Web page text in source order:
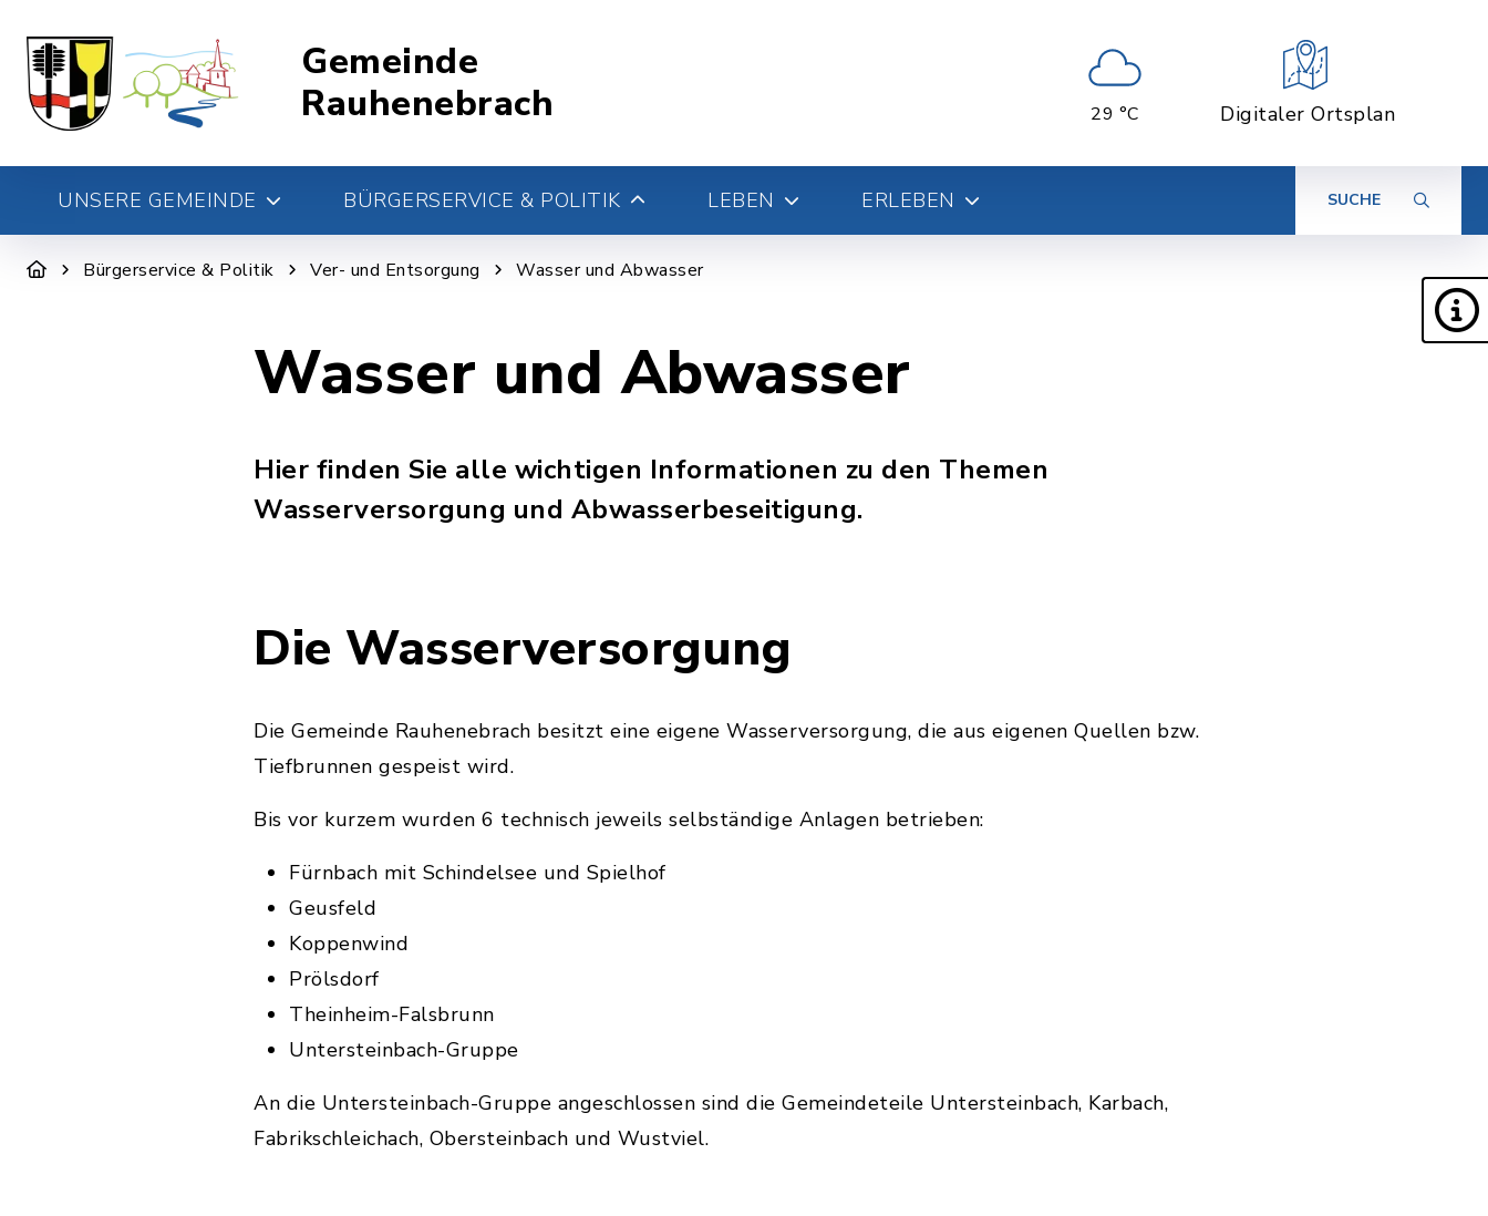
Gemeinde
Rauhenebrach
29 °C Digitaler Ortsplan
UNSERE GEMEINDE BÜRGERSERVICE & POLITIK LEBEN ERLEBEN SUCHE
Bürgerservice & Politik Ver- und Entsorgung Wasser und Abwasser
Wasser und Abwasser
Hier finden Sie alle wichtigen Informationen zu den Themen
Wasserversorgung und Abwasserbeseitigung.
Die Wasserversorgung
Die Gemeinde Rauhenebrach besitzt eine eigene Wasserversorgung, die aus eigenen Quellen bzw.
Tiefbrunnen gespeist wird.
Bis vor kurzem wurden 6 technisch jeweils selbständige Anlagen betrieben:
Fürnbach mit Schindelsee und Spielhof
Geusfeld
Koppenwind
Prölsdorf
Theinheim-Falsbrunn
Untersteinbach-Gruppe
An die Untersteinbach-Gruppe angeschlossen sind die Gemeindeteile Untersteinbach, Karbach,
Fabrikschleichach, Obersteinbach und Wustviel.